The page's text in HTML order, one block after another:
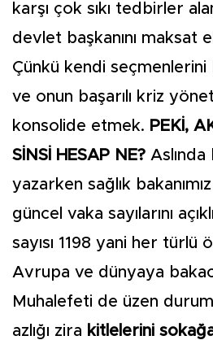
karşı çok sıkı tedbirler
devlet başkanını maksat
Çünkü kendi
ve onun başarılı kriz
konsolide etmek. PEKİ,
SİNSİ HESAP NE? Aslında
yazarken sağlık
güncel vaka sayılarını
sayısı 1198 yani her türlü
Avrupa ve dünyaya
Muhalefeti de üzen durum
azlığı zira kitlelerini